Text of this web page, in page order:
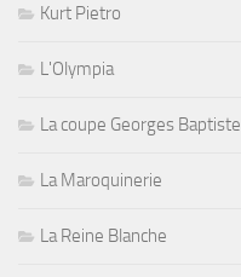
Kurt Pietro
L'Olympia
La coupe Georges Baptiste
La Maroquinerie
La Reine Blanche